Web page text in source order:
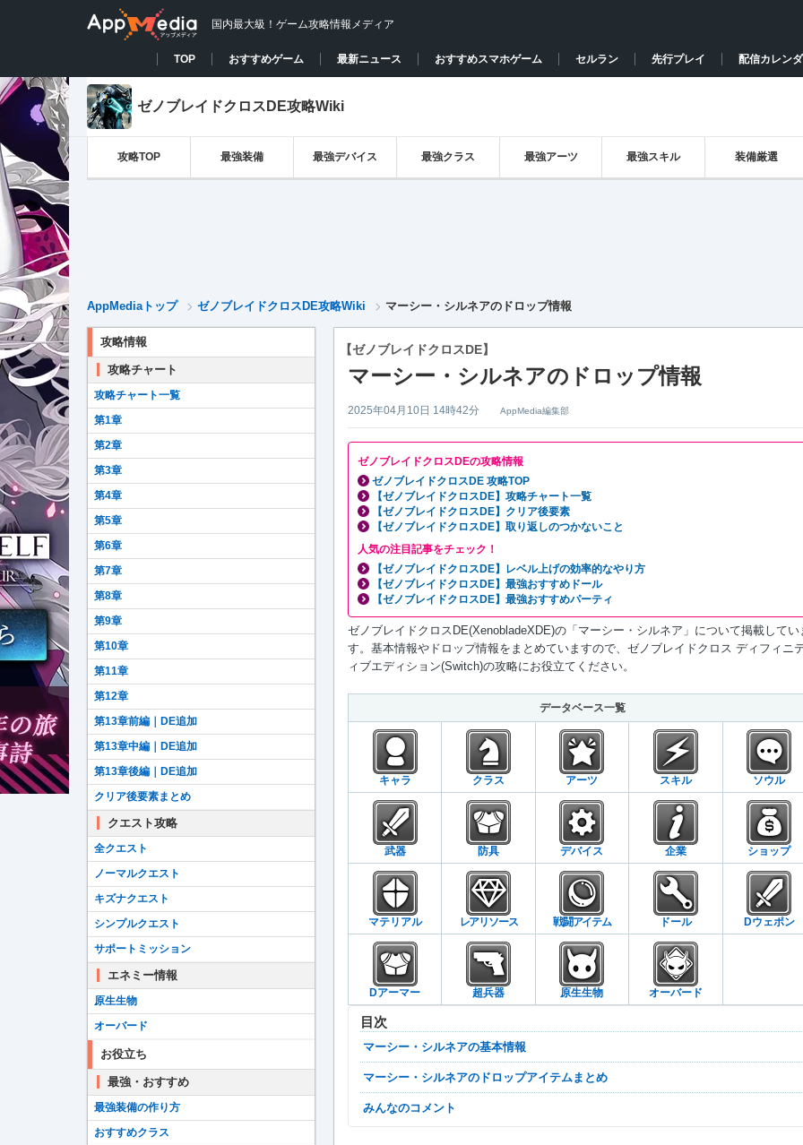
国内最大級！ゲーム攻略情報メディア
TOP おすすめゲーム 最新ニュース おすすめスマホゲーム セルラン 先行プレイ 配信カレン
ゼノブレイドクロスDE攻略Wiki
攻略TOP 最強装備 最強デバイス 最強クラス 最強アーツ 最強スキル 装備厳選
AppMediaトップ ゼノブレイドクロスDE攻略Wiki マーシー・シルネアのドロップ情報
【ゼノブレイドクロスDE】
マーシー・シルネアのドロップ情報
2025年04月10日 14時42分 AppMedia編集部
ゼノブレイドクロスDEの攻略情報
ゼノブレイドクロスDE 攻略TOP
【ゼノブレイドクロスDE】攻略チャート一覧
【ゼノブレイドクロスDE】クリア後要素
【ゼノブレイドクロスDE】取り返しのつかないこと
人気の注目記事をチェック！
【ゼノブレイドクロスDE】レベル上げの効率的なやり方
【ゼノブレイドクロスDE】最強おすすめドール
【ゼノブレイドクロスDE】最強おすすめパーティ
ゼノブレイドクロスDE(XenobladeXDE)の「マーシー・シルネア」について掲載してい
す。基本情報やドロップ情報をまとめていますので、ゼノブレイドクロス ディフィニ
ィブエディション(Switch)の攻略にお役立てください。
データベース一覧
キャラ クラス アーツ スキル ソウル
武器 防具 デバイス 企業 ショップ
マテリアル レアリソース 戦闘アイテム ドール Dウェポン
Dアーマー 超兵器 原生生物 オーバード
目次
マーシー・シルネアの基本情報
マーシー・シルネアのドロップアイテムまとめ
みんなのコメント
攻略情報
攻略チャート
攻略チャート一覧
第1章
第2章
第3章
第4章
第5章
第6章
第7章
第8章
第9章
第10章
第11章
第12章
第13章前編｜DE追加
第13章中編｜DE追加
第13章後編｜DE追加
クリア後要素まとめ
クエスト攻略
全クエスト
ノーマルクエスト
キズナクエスト
シンプルクエスト
サポートミッション
エネミー情報
原生生物
オーバード
お役立ち
最強・おすすめ
最強装備の作り方
おすすめクラス